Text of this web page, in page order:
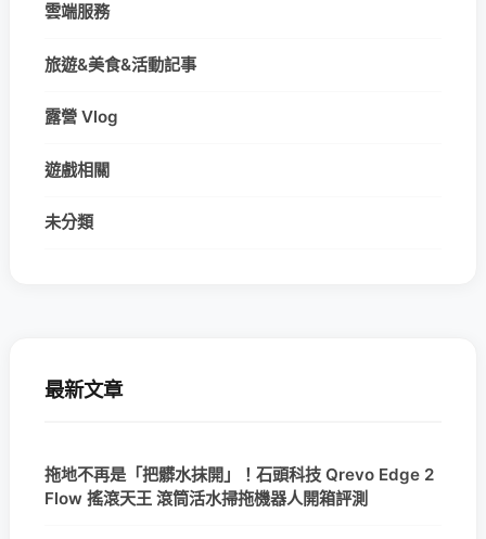
雲端服務
旅遊&美食&活動記事
露營 Vlog
遊戲相關
未分類
最新文章
拖地不再是「把髒水抹開」！石頭科技 Qrevo Edge 2
Flow 搖滾天王 滾筒活水掃拖機器人開箱評測